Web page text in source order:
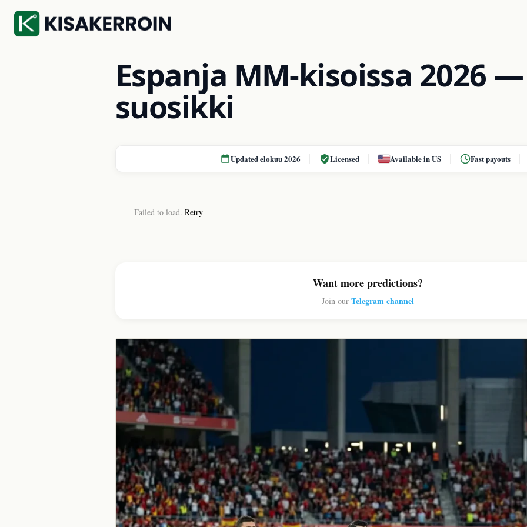
Espanja MM-kisoissa 2026
suosikki
Updated elokuu 2026 Licensed Available in US Fast payouts
Failed to load. Retry
Want more predictions?
Join our Telegram channel